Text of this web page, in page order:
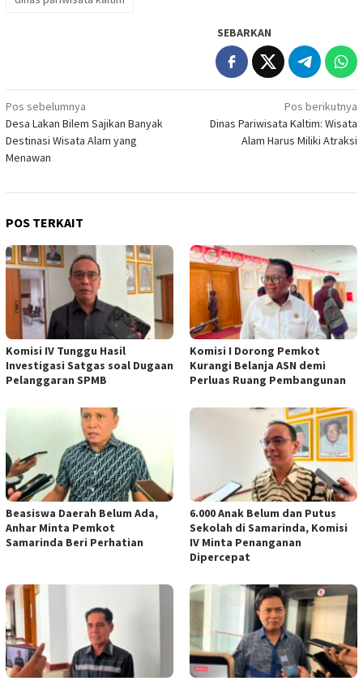
SEBARKAN
Navigasi
pos
Pos sebelumnya
Desa Lakan Bilem Sajikan Banyak
Destinasi Wisata Alam yang
Menawan
Pos berikutnya
Dinas Pariwisata Kaltim: Wisata
Alam Harus Miliki Atraksi
POS TERKAIT
Komisi IV Tunggu Hasil
Investigasi Satgas soal Dugaan
Pelanggaran SPMB
Komisi I Dorong Pemkot
Kurangi Belanja ASN demi
Perluas Ruang Pembangunan
Beasiswa Daerah Belum Ada,
Anhar Minta Pemkot
Samarinda Beri Perhatian
6.000 Anak Belum dan Putus
Sekolah di Samarinda, Komisi
IV Minta Penanganan
Dipercepat